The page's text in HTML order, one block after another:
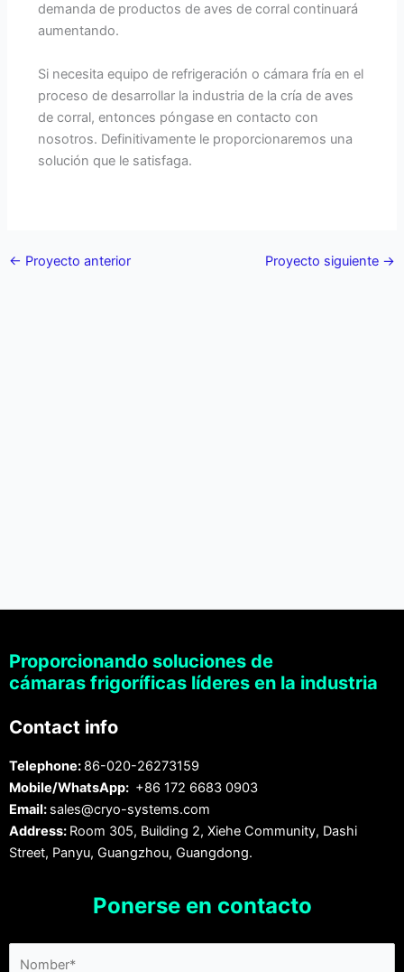
demanda de productos de aves de corral continuará
aumentando.
Si necesita equipo de refrigeración o cámara fría en el
proceso de desarrollar la industria de la cría de aves
de corral, entonces póngase en contacto con
nosotros. Definitivamente le proporcionaremos una
solución que le satisfaga.
← Proyecto anterior Proyecto siguiente →
Proporcionando soluciones de
cámaras frigoríficas líderes en la industria
Contact info
Telephone: 86-020-26273159
Mobile/WhatsApp: +86 172 6683 0903
Email: sales@cryo-systems.com
Address: Room 305, Building 2, Xiehe Community, Dashi
Street, Panyu, Guangzhou, Guangdong.
Ponerse en contacto